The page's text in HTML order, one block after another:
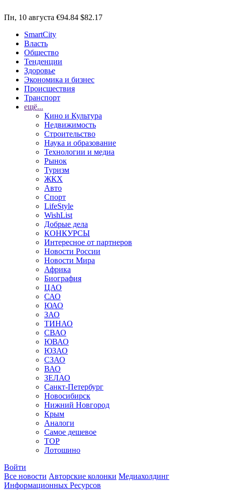
Пн, 10 августа €94.84 $82.17
SmartCity
Власть
Общество
Тенденции
Здоровье
Экономика и бизнес
Происшествия
Транспорт
ещё...
Кино и Культура
Недвижимость
Строительство
Наука и образование
Технологии и медиа
Рынок
Туризм
ЖКХ
Авто
Спорт
LifeStyle
WishList
Добрые дела
КОНКУРСЫ
Интересное от партнеров
Новости России
Новости Мира
Африка
Биография
ЦАО
САО
ЮАО
ЗАО
ТИНАО
СВАО
ЮВАО
ЮЗАО
СЗАО
ВАО
ЗЕЛАО
Санкт-Петербург
Новосибирск
Нижний Новгород
Крым
Аналоги
Самое дешевое
TOP
Лотошино
Войти
Все новости Авторские колонки Медиахолдинг
Информационных Ресурсов